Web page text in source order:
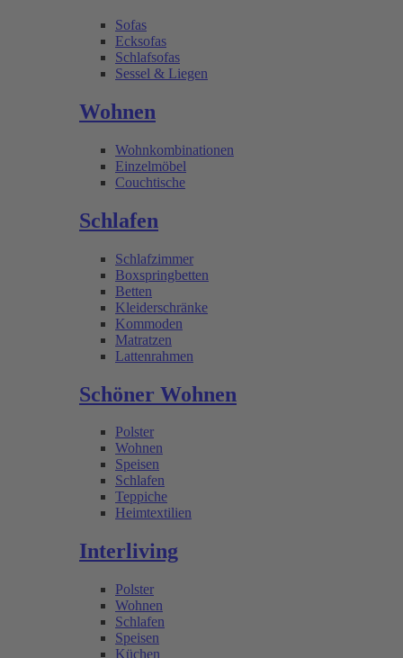
Sofas
Ecksofas
Schlafsofas
Sessel & Liegen
Wohnen
Wohnkombinationen
Einzelmöbel
Couchtische
Schlafen
Schlafzimmer
Boxspringbetten
Betten
Kleiderschränke
Kommoden
Matratzen
Lattenrahmen
Schöner Wohnen
Polster
Wohnen
Speisen
Schlafen
Teppiche
Heimtextilien
Interliving
Polster
Wohnen
Schlafen
Speisen
Küchen